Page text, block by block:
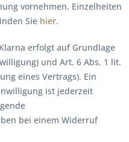
vornehmen. Einzelheiten
Sie hier.
erfolgt auf Grundlage
und Art. 6 Abs. 1 lit.
eines Vertrags). Ein
ist jederzeit
bei einem Widerruf